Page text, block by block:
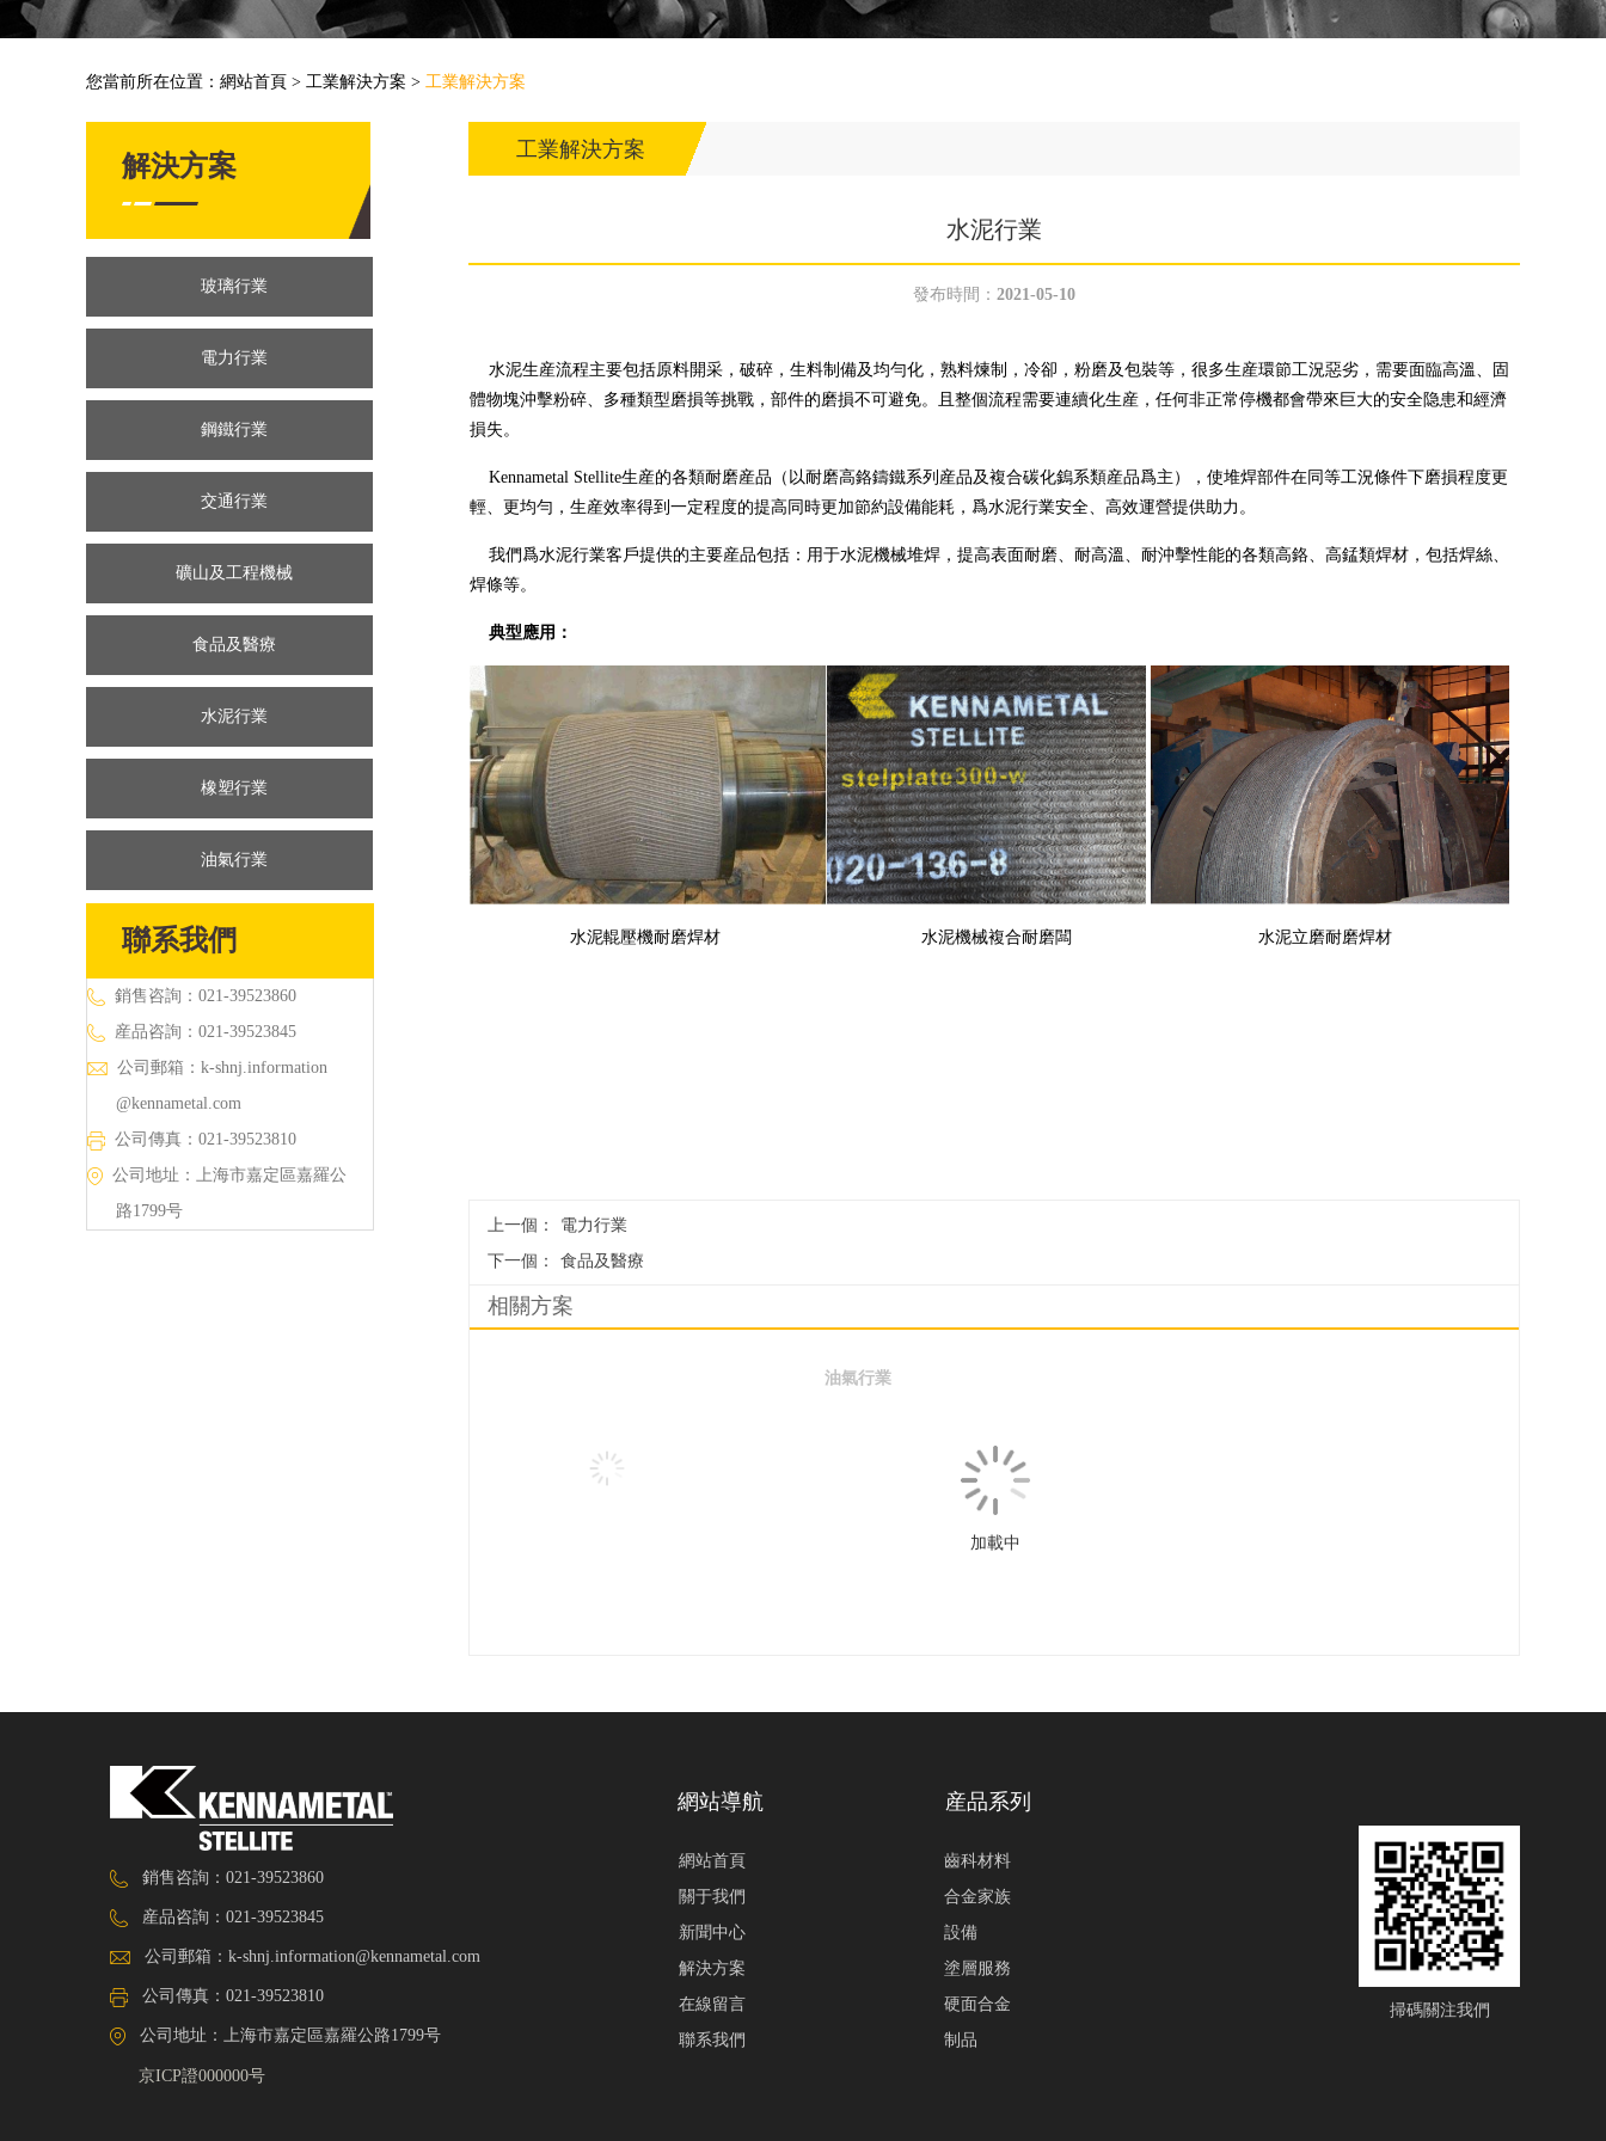
您當前所在位置： 網站首頁 > 工業解決方案 > 工業解決方案
工業解決方案
解決方案
玻璃行業
電力行業
鋼鐵行業
交通行業
礦山及工程機械
食品及醫療
水泥行業
橡塑行業
油氣行業
水泥行業
發布時間： 2021-05-10
水泥生産流程主要包括原料開采，破碎，生料制備及均勻化，熟料煉制，冷卻，粉磨及包裝等，很多生産環節工況惡劣，需要面臨高溫、固
體物塊沖擊粉碎、多種類型磨損等挑戰，部件的磨損不可避免。且整個流程需要連續化生産，任何非正常停機都會帶來巨大的安全隐患和經濟
損失。
Kennametal Stellite生産的各類耐磨産品（以耐磨高鉻鑄鐵系列産品及複合碳化鎢系類産品爲主），使堆焊部件在同等工況條件下磨損程度更
輕、更均勻，生産效率得到一定程度的提高同時更加節約設備能耗，爲水泥行業安全、高效運營提供助力。
我們爲水泥行業客戶提供的主要産品包括：用于水泥機械堆焊，提高表面耐磨、耐高溫、耐沖擊性能的各類高鉻、高錳類焊材，包括焊絲、
焊條等。
典型應用：
水泥輥壓機耐磨焊材 水泥機械複合耐磨闆 水泥立磨耐磨焊材
聯系我們
銷售咨詢：021-39523860
産品咨詢：021-39523845
公司郵箱： k-shnj.information
@kennametal.com
公司傳真：021-39523810
公司地址：上海市嘉定區嘉羅公
路1799号
相關方案
加載中
油氣行業
電力行業
上一個：
食品及醫療
下一個：
銷售咨詢：021-39523860
産品咨詢：021-39523845
公司郵箱： k-shnj.information@kennametal.com
公司傳真：021-39523810
公司地址：上海市嘉定區嘉羅公路1799号
網站首頁
關于我們
新聞中心
解決方案
在線留言
聯系我們
齒科材料
合金家族
設備
塗層服務
硬面合金
制品
網站導航 産品系列
掃碼關注我們
京ICP證000000号